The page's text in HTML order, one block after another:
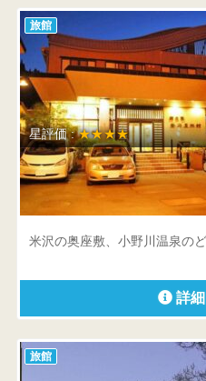
旅館
星評価 :★★★★
鈴の宿 登府屋旅館
山形県 米沢市小野川町2493
米沢の奥座敷、小野川温泉の
詳
旅館